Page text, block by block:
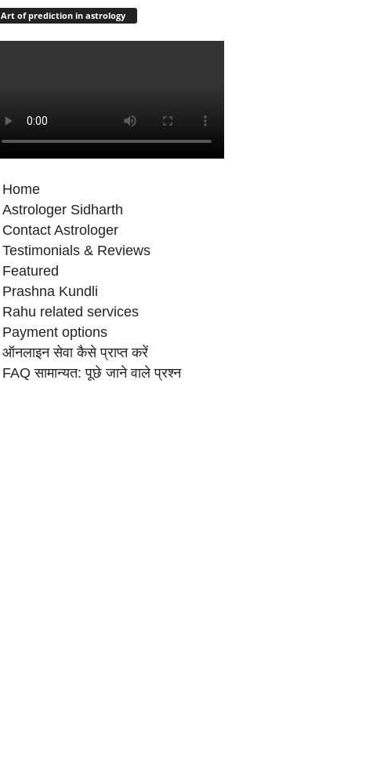
Art of prediction in astrology
Home
Astrologer Sidharth
Contact Astrologer
Testimonials & Reviews
Featured
Prashna Kundli
Rahu related services
Payment options
ऑनलाइन सेवा कैसे प्राप्‍त करें
FAQ सामान्‍यत: पूछे जाने वाले प्रश्‍न